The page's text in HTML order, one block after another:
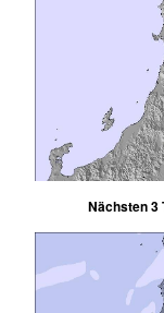
Nächsten 3